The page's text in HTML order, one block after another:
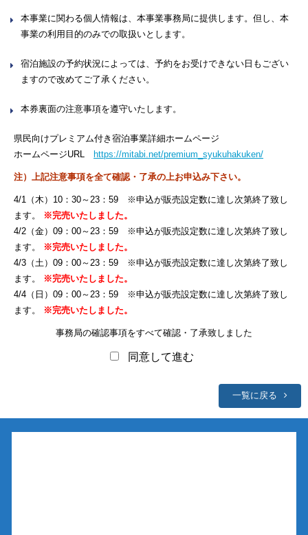
本事業に関わる個人情報は、本事業事務局に提供します。但し、本
事業の利用目的のみでの取扱いとします。
宿泊施設の予約状況によっては、予約をお受けできない日もござい
ますので改めてご了承ください。
本券裏面の注意事項を遵守いたします。
県民向けプレミアム付き宿泊事業詳細ホームページ
ホームページURL
https://mitabi.net/premium_syukuhakuken/
注）上記注意事項を全て確認・了承の上お申込み下さい。
4/1（木）10：30～23：59 ※申込が販売設定数に達し次第終了致し
ます。
※完売いたしました。
4/2（金）09：00～23：59 ※申込が販売設定数に達し次第終了致し
ます。
※完売いたしました。
4/3（土）09：00～23：59 ※申込が販売設定数に達し次第終了致し
ます。
※完売いたしました。
4/4（日）09：00～23：59 ※申込が販売設定数に達し次第終了致し
ます。
※完売いたしました。
事務局の確認事項をすべて確認・了承致しました
同意して進む
一覧に戻る